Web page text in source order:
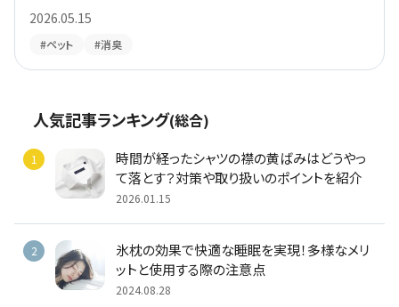
2026.05.15
#ペット #消臭
人気記事ランキング(総合)
時間が経ったシャツの襟の黄ばみはどうやっ
て落とす？対策や取り扱いのポイントを紹介
2026.01.15
氷枕の効果で快適な睡眠を実現！多様なメリ
ットと使用する際の注意点
2024.08.28